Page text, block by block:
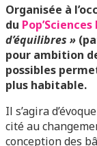
Organisée à
du Pop’Sciences
d’équilibres »
pour ambition
possibles
plus habitable.
Il s’agira
cité au
conception des